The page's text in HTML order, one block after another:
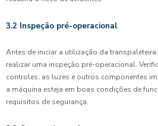
3.2 Inspeção pré-operacional
Antes de iniciar a utilização da
realizar uma inspeção pré-operacional.
controles, as luzes e outros componentes
a máquina esteja em boas condições de
requisitos de segurança.